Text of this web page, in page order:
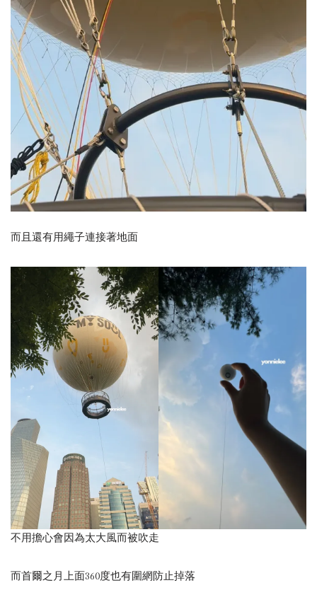
而且還有用繩子連接著地面
不用擔心會因為太大風而被吹走
而首爾之月上面360度也有圍網防止掉落